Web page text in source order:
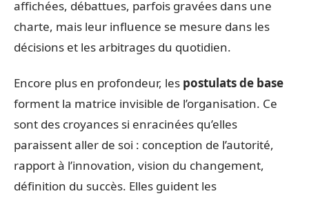
affichées, débattues, parfois gravées dans une
charte, mais leur influence se mesure dans les
décisions et les arbitrages du quotidien.
Encore plus en profondeur, les postulats de base
forment la matrice invisible de l’organisation. Ce
sont des croyances si enracinées qu’elles
paraissent aller de soi : conception de l’autorité,
rapport à l’innovation, vision du changement,
définition du succès. Elles guident les